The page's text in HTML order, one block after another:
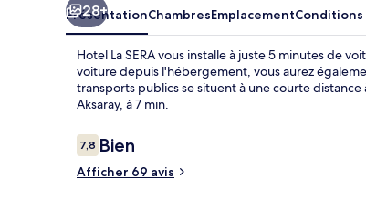
28+
PrésentationChambresEmplacementConditions
Hotel La SERA vous installe à juste 5 minutes de
voiture depuis l'hébergement, vous aurez
transports publics se situent à une courte
Aksaray, à 7 min.
Avis
voyageurs
7,87,8 sur 10
Bien
Afficher 69 avis